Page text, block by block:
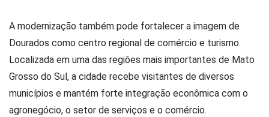
A modernização também pode fortalecer a imagem de
Dourados como centro regional de comércio e turismo.
Localizada em uma das regiões mais importantes de Mato
Grosso do Sul, a cidade recebe visitantes de diversos
municípios e mantém forte integração econômica com o
agronegócio, o setor de serviços e o comércio.